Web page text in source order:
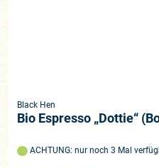
Black Hen
Bio Espresso „Dottie“
ACHTUNG: nur noch 3 Mal